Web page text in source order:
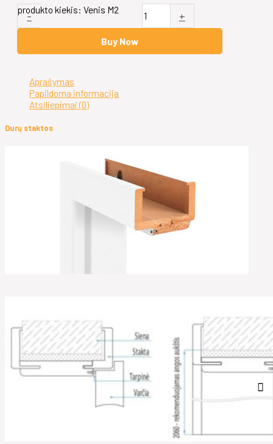
-
produkto kiekis: Venis M2 +
Buy Now
Aprašymas
Papildoma informacija
Atsiliepimai (0)
Durų staktos